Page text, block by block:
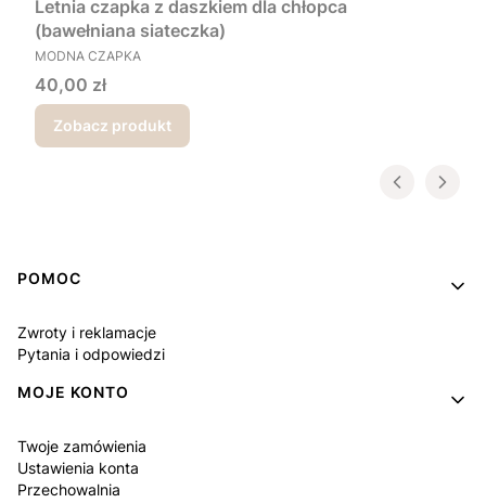
Letnia czapka z daszkiem dla chłopca
(bawełniana siateczka)
PRODUCENT
MODNA CZAPKA
Cena
40,00 zł
Zobacz produkt
Linki w stopce
POMOC
Zwroty i reklamacje
Pytania i odpowiedzi
MOJE KONTO
Twoje zamówienia
Ustawienia konta
Przechowalnia